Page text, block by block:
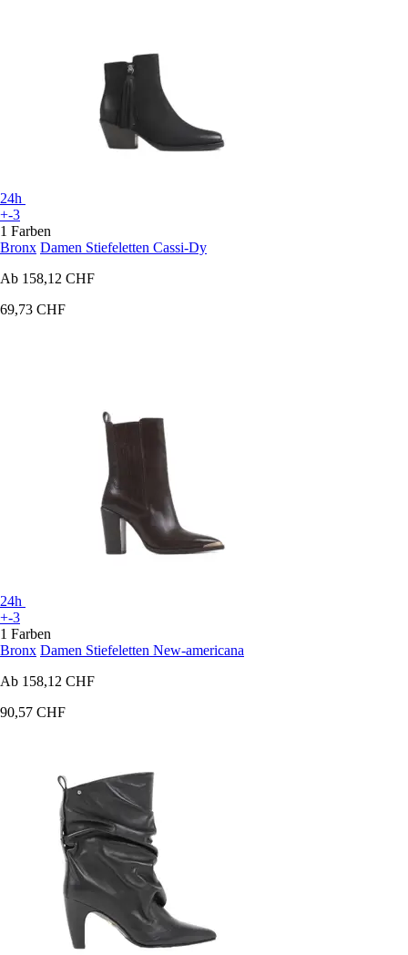
24h
+-3
1 Farben
Bronx Damen Stiefeletten Cassi-Dy
Ab 158,12 CHF
69,73 CHF
24h
+-3
1 Farben
Bronx Damen Stiefeletten New-americana
Ab 158,12 CHF
90,57 CHF